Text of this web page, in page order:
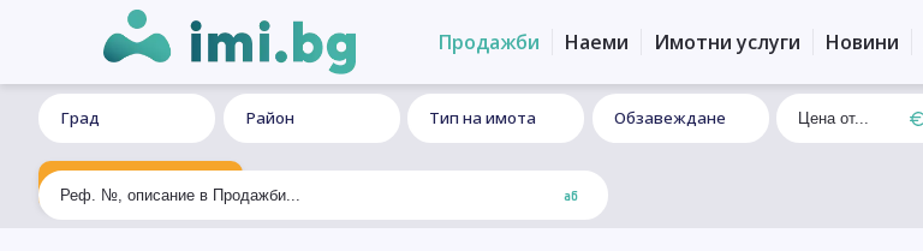
Продажби Наеми Имотни услуги Новини
Град Район Тип на имота Обзавеждане
Ексклузивно търсене